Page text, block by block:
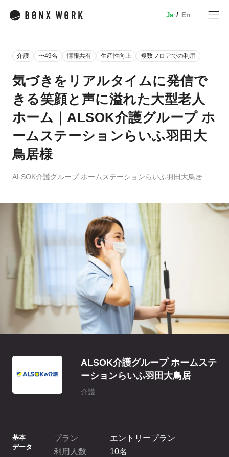
サービス
特徴・機能
デバイス
業種別ソリューション
小売
ホテル・旅館
事例
料金
料金プラン
アプリ料金
プランシミュレーション
TIPS
よくある質問
お問い合わせ
ニュースリリース
ご利用お申し込み
Ja / En
介護 〜49名 情報共有 生産性向上 複数フロアでの利用
気づきをリアルタイムに発信で
きる笑顔と声に溢れた大型老人
ホーム｜ALSOK介護グループ ホ
ームステーションらいふ羽田大
鳥居様
ALSOK介護グループ ホームステーションらいふ羽田大鳥居
ALSOK介護グループ ホームステ
ーションらいふ羽田大鳥居
介護
基本
データ
プラン
エントリープラン
利用人数
10名